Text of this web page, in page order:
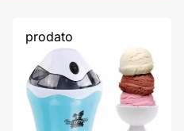
prodato